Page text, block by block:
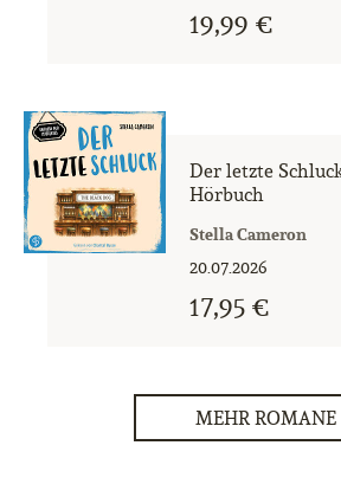
19,99 €
Der letzte
Hörbuch
Stella Cameron
20.07.2026
17,95 €
MEHR ROMANE